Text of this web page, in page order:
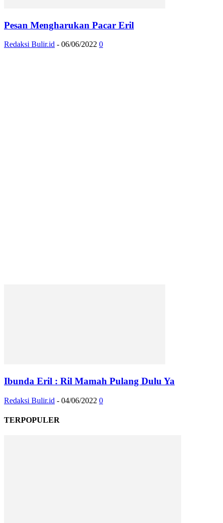
Pesan Mengharukan Pacar Eril
Redaksi Bulir.id - 06/06/2022 0
Ibunda Eril : Ril Mamah Pulang Dulu Ya
Redaksi Bulir.id - 04/06/2022 0
TERPOPULER